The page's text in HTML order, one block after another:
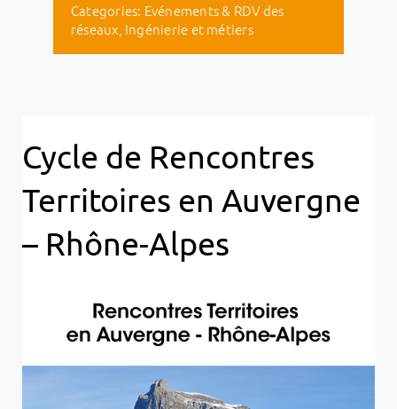
Categories: Evénements & RDV des
réseaux Ingénierie et métiers
Cycle de Rencontres
Territoires en Auvergne
– Rhône-Alpes